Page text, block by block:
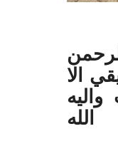
الا
واليه